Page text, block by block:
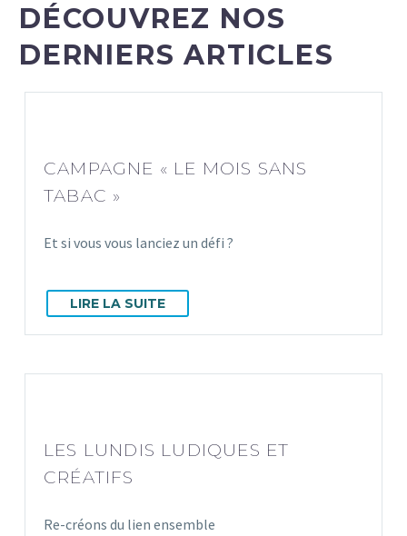
DÉCOUVREZ NOS
DERNIERS ARTICLES
CAMPAGNE « LE MOIS SANS
TABAC »
Et si vous vous lanciez un défi ?
LIRE LA SUITE
LES LUNDIS LUDIQUES ET
CRÉATIFS
Re-créons du lien ensemble